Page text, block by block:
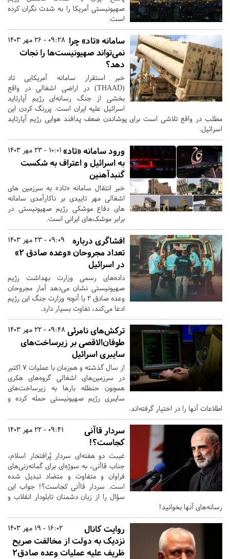
صهیونیستی آمریکا را به شدت نگران کرده
است.
09:28 - 26 مهر 1403 سامانه «تاد» چرا
نمی‌تواند صهیونیست‌ها را نجات
دهد؟
خبر استقرار سامانه آمریکایی تاد
(‏THAAD‏) در اراضی اشغالی در واقع
بخشی از جنگ رسانه‌ای رژیم آپارتاید
اسرائیل علیه ایران است. پررنگ کردن این
مطلب در واقع تلاشی است برای پوشاندن ضعف پدافند هوایی رژیم آپارتاید
اسرائیل.
10:01 - 23 مهر 1403 ورود سامانه «تاد»
به اسرائیل و اعتراف به شکست
گنبدآهنین
خبر انتقال سامانه «تاد» به سرزمین های
اشغالی مهر تاییدی بر ناکارآمدی سامانه
های دفاع موشکی رژیم صهیونیستی در
برابر موشک‌های ایرانی است.
09:09 - 23 مهر 1403
افشاگری درباره
تعداد مجروحان «وعده صادق ۲»
در اسرائیل
داده‌های رسمی وزارت بهداشت رژیم
صهیونیستی نشان می‌دهد آمار مجروحان
وعده صادق ۲ با آنچه وزارت جنگ این رژیم
ادعا می‌کند، تفاوت بسیار دارد.
09:48 - 22 مهر 1403 ترکش‌های نامرئی
طوفان‌الاقصی بر زیرساخت‌های
سایبری اسرائیل
از سال گذشته و هم‌زمان با عملیات 7 اکتبر
در سرزمین‌های اشغالی گروه‌های هکری
همچون حنظله بارها به زیرساخت‌های
سایبری رژیم صهیونیستی حمله کرده و
اطلاعات آنها را در اختیار گرفته‌اند.
09:41 - 22 مهر 1403
سردار قاآنی
کجاست؟!
غیبت دو هفته‌ای سردار پُر‌افتخار اسلام،
جناب قاآنی، به سوژه‌ای برای گمانه‌زنی‌های
فراوان و متفاوت و متضاد تبدیل شده
است. سردار قاآنی کجاست؟! جواب این
سؤال را از زبان دشمنان تابلودار انقلاب و
رسانه‌های آنها بخوانید!
16:02 - 19 مهر 1403
روایت کانال
نزدیک به دولت از مخالفت صریح
ظریف علیه عملیات وعده صادق۲